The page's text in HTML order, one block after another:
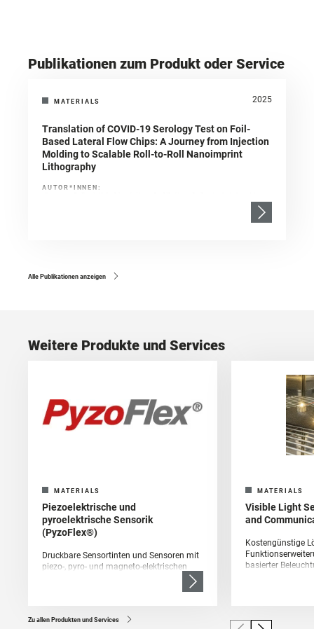
Publikationen zum Produkt oder Service
MATERIALS 2025
Translation of COVID-19 Serology Test on Foil-
Based Lateral Flow Chips: A Journey from Injection
Molding to Scalable Roll-to-Roll Nanoimprint
Lithography
AUTOR*INNEN:
Weigel, W., Skolimowski, M., Sonnleitner, M., Smolka, M., Haase, A., Stadlober, B.,
Alle Publikationen anzeigen
Weitere Produkte und Services
MATERIALS
Piezoelektrische und
pyroelektrische Sensorik
(PyzoFlex®)
Druckbare Sensortinten und Sensoren mit
piezo-, pyro- und magneto-elektrischen
MATERIALS
Visible Light
and
Kostengünstige
basierter
Zu allen Produkten und Services